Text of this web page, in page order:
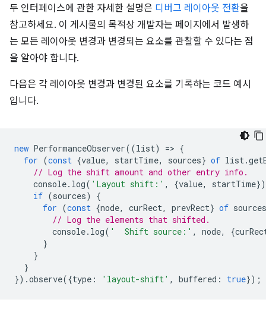
두 인터페이스에 관한 자세한 설명은 디버그 레이아웃 전환을
참고하세요. 이 게시물의 목적상 개발자는 페이지에서 발생하
는 모든 레이아웃 변경과 변경되는 요소를 관찰할 수 있다는 점
을 알아야 합니다.
다음은 각 레이아웃 변경과 변경된 요소를 기록하는 코드 예시
입니다.
new PerformanceObserver((list) => {
for (const {value, startTime, sources} of list .
// Log the shift amount and other entry info.
console. log( 'Layout shift:' , {value, startTime
if (sources)
{
for (const {node, curRect, prevRect} of sources
// Log the elements that shifted.
console. log( '  Shift source:' , node, {
}
}
}
}).observe({type : 'layout-shift' , buffered : true});